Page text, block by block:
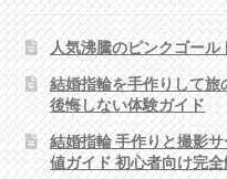
シ
ョ
ン
人気沸騰のピンクゴー
結婚指輪を手作りして
後悔しない体験ガイド
結婚指輪 手作りと撮影
値ガイド 初心者向け完